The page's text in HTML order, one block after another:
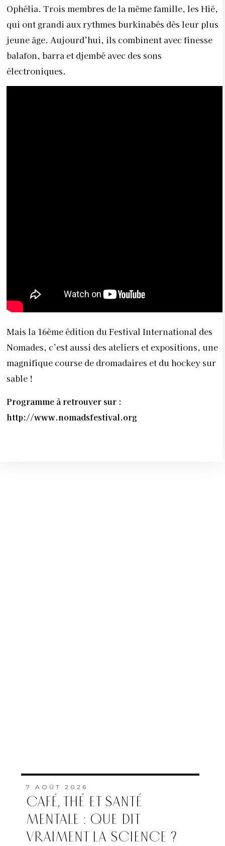
Ophélia. Trois membres de la même famille, les Hié,
qui ont grandi aux rythmes burkinabés dès leur plus
jeune âge. Aujourd’hui, ils combinent avec finesse
balafon, barra et djembé avec des sons
électroniques.
Mais la 16ème édition du Festival International des
Nomades, c’est aussi des ateliers et expositions, une
magnifique course de dromadaires et du hockey sur
sable !
Programme à retrouver sur :
http://www.nomadsfestival.org
7 AOÛT 2026
CAFÉ, THÉ ET SANTÉ
MENTALE : QUE DIT
VRAIMENT LA SCIENCE ?